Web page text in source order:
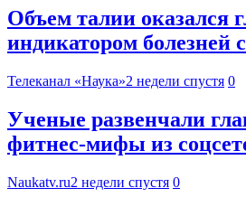
Объем талии оказался
индикатором болезней
Телеканал «Наука»2 недели спустя 0
Ученые развенчали
фитнес-мифы из
Naukatv.ru2 недели спустя 0